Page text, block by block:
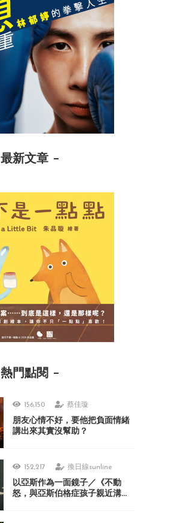
最新文章
熱門點閱
156,150 蔡佳璇
朋友心情不好，要他把負面情緒
講出來其實沒幫助？
152,217 換日線sunline
以亞斯作為一面鏡子／《不動
怒，與亞斯伯格症孩子親近溝